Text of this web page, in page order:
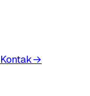
Kontak→